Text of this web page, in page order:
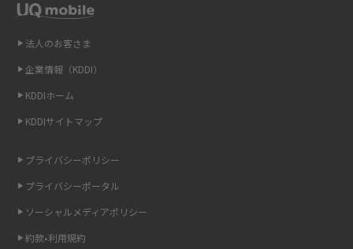
2014年12月(8)
2014年11月(8)
2014年10月(9)
2014年9月(9)
2014年8月(7)
2014年7月(9)
2014年6月(7)
2014年5月(7)
2014年4月(9)
Wi-Fiを自宅に設置する方法は？必要なことやポイントも紹介
光ファイバーとは？仕組みやメリット・デメリットを初心者向けにわかり
やすく解説
を解説
6Gとはどんな通信技術？Beyond 5Gや実用化の課題などを解説
方法を解説
法人のお客さま
企業情報（KDDI）
KDDIホーム
KDDIサイトマップ
プライバシーポリシー
プライバシーポータル
ソーシャルメディアポリシー
約款•利用規約